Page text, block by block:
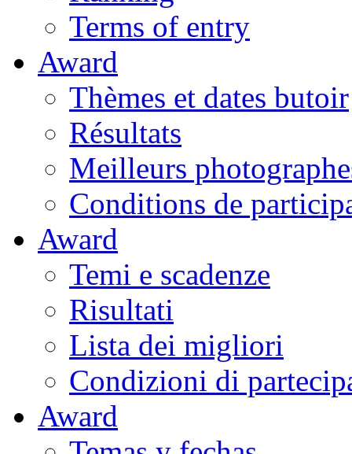
Terms of entry
Award
Thèmes et dates butoir
Résultats
Meilleurs
Conditions de
Award
Temi e scadenze
Risultati
Lista dei migliori
Condizioni di
Award